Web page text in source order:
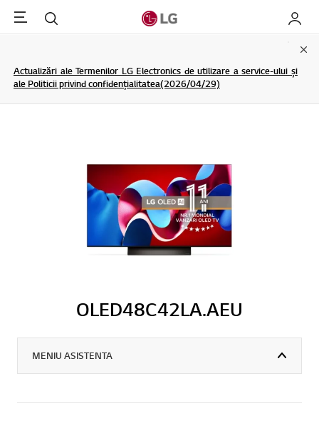
Menu Cautare My LG
Actualizări ale Termenilor LG Electronics de utilizare a service-ului și
ale Politicii privind confidențialitatea(2026/04/29)
OLED48C42LA.AEU
MENIU ASISTENTA